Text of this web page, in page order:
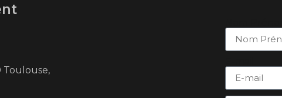
Toulouse,